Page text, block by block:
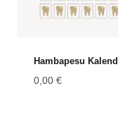
Hambapesu
0,00 €